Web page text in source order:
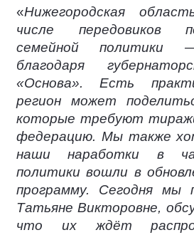
«Нижегородская
числе передовиков
семейной
благодаря
«Основа». Есть
регион может
которые требуют
федерацию. Мы также
наши наработки в
политики вошли в
программу. Сегодня мы
Татьяне Викторовне,
что их ждёт